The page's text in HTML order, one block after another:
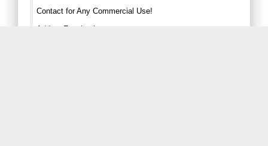
Contact for Any Commercial Use!
Add on Facebook.